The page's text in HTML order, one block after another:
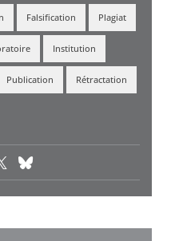
Falsification Plagiat
Institution
Publication Rétractation
external)
(link is external)